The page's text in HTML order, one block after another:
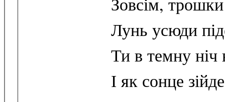
Лунь усюди
Ти в темну ніч
І як сонце